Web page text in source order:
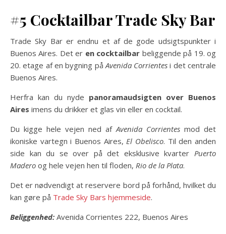
#5 Cocktailbar Trade Sky Bar
Trade Sky Bar er endnu et af de gode udsigtspunkter i
Buenos Aires. Det er en cocktailbar beliggende på 19. og
20. etage af en bygning på Avenida Corrientesi det centrale
Buenos Aires.
Herfra kan du nyde panoramaudsigten over Buenos
Aires imens du drikker et glas vin eller en cocktail.
Du kigge hele vejen ned af Avenida Corrientes mod det
ikoniske vartegn i Buenos Aires, El Obelisco. Til den anden
side kan du se over på det eksklusive kvarter Puerto
Madero og hele vejen hen til floden, Rio de la Plata.
Det er nødvendigt at reservere bord på forhånd, hvilket du
kan gøre på Trade Sky Bars hjemmeside.
Beliggenhed: Avenida Corrientes 222, Buenos Aires